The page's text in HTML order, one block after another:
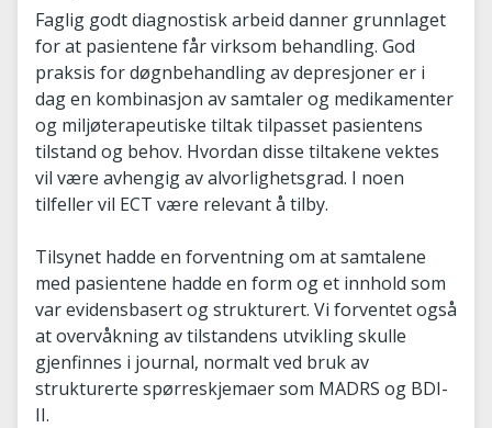
Faglig godt diagnostisk arbeid danner grunnlaget
for at pasientene får virksom behandling. God
praksis for døgnbehandling av depresjoner er i
dag en kombinasjon av samtaler og medikamenter
og miljøterapeutiske tiltak tilpasset pasientens
tilstand og behov. Hvordan disse tiltakene vektes
vil være avhengig av alvorlighetsgrad. I noen
tilfeller vil ECT være relevant å tilby.
Tilsynet hadde en forventning om at samtalene
med pasientene hadde en form og et innhold som
var evidensbasert og strukturert. Vi forventet også
at overvåkning av tilstandens utvikling skulle
gjenfinnes i journal, normalt ved bruk av
strukturerte spørreskjemaer som MADRS og BDI-
II.